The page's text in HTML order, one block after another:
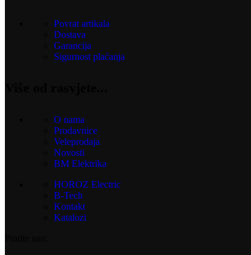
Povrat artikala
Dostava
Garancija
Sigurnost plaćanja
O nama
Prodavnice
Veleprodaja
Novosti
BM Elektrika
HOROZ Electric
B-Tech
Kontakt
Katalozi